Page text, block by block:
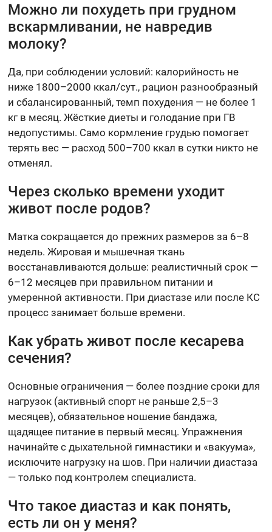
Можно ли похудеть при грудном
вскармливании, не навредив
молоку?
Да, при соблюдении условий: калорийность не
ниже 1800–2000 ккал/сут., рацион разнообразный
и сбалансированный, темп похудения — не более 1
кг в месяц. Жёсткие диеты и голодание при ГВ
недопустимы. Само кормление грудью помогает
терять вес — расход 500–700 ккал в сутки никто не
отменял.
Через сколько времени уходит
живот после родов?
Матка сокращается до прежних размеров за 6–8
недель. Жировая и мышечная ткань
восстанавливаются дольше: реалистичный срок —
6–12 месяцев при правильном питании и
умеренной активности. При диастазе или после КС
процесс занимает больше времени.
Как убрать живот после кесарева
сечения?
Основные ограничения — более поздние сроки для
нагрузок (активный спорт не раньше 2,5–3
месяцев), обязательное ношение бандажа,
щадящее питание в первый месяц. Упражнения
начинайте с дыхательной гимнастики и «вакуума»,
исключите нагрузку на шов. При наличии диастаза
— только под контролем специалиста.
Что такое диастаз и как понять,
есть ли он у меня?